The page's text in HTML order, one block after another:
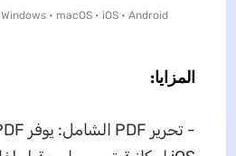
Windows • macOS • iOS • Android
المزايا: